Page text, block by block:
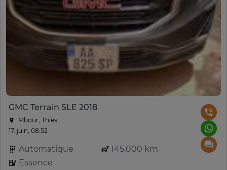
GMC Terrain SLE 2018
Mbour, Thiès
17. juin, 08:52
Automatique
145,000 km
Essence